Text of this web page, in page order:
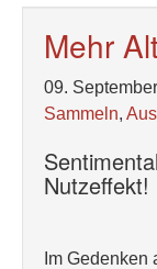
Mehr
09.
Sammeln,
Nutzeffekt!
Im